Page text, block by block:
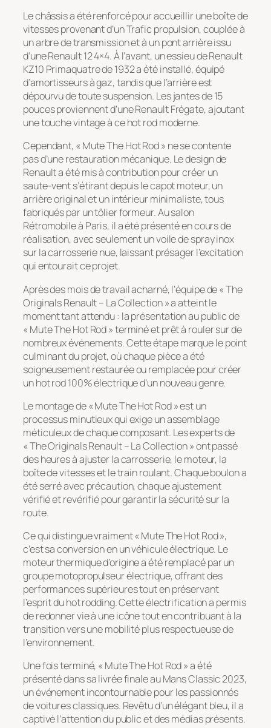
Le châssis a été renforcé pour accueillir une boîte de
vitesses provenant d’un Trafic propulsion, couplée à
un arbre de transmission et à un pont arrière issu
d’une Renault 12 4×4. À l’avant, un essieu de Renault
KZ10 Primaquatre de 1932 a été installé, équipé
d’amortisseurs à gaz, tandis que l’arrière est
dépourvu de toute suspension. Les jantes de 15
pouces proviennent d’une Renault Frégate, ajoutant
une touche vintage à ce hot rod moderne.
Cependant, « Mute The Hot Rod » ne se contente
pas d’une restauration mécanique. Le design de
Renault a été mis à contribution pour créer un
saute-vent s’étirant depuis le capot moteur, un
arrière original et un intérieur minimaliste, tous
fabriqués par un tôlier formeur. Au salon
Rétromobile à Paris, il a été présenté en cours de
réalisation, avec seulement un voile de spray inox
sur la carrosserie nue, laissant présager l’excitation
qui entourait ce projet.
Après des mois de travail acharné, l’équipe de « The
Originals Renault – La Collection » a atteint le
moment tant attendu : la présentation au public de
« Mute The Hot Rod » terminé et prêt à rouler sur de
nombreux événements. Cette étape marque le point
culminant du projet, où chaque pièce a été
soigneusement restaurée ou remplacée pour créer
un hot rod 100% électrique d’un nouveau genre.
Le montage de « Mute The Hot Rod » est un
processus minutieux qui exige un assemblage
méticuleux de chaque composant. Les experts de
« The Originals Renault – La Collection » ont passé
des heures à ajuster la carrosserie, le moteur, la
boîte de vitesses et le train roulant. Chaque boulon a
été serré avec précaution, chaque ajustement
vérifié et revérifié pour garantir la sécurité sur la
route.
Ce qui distingue vraiment « Mute The Hot Rod »,
c’est sa conversion en un véhicule électrique. Le
moteur thermique d’origine a été remplacé par un
groupe motopropulseur électrique, offrant des
performances supérieures tout en préservant
l’esprit du hot rodding. Cette électrification a permis
de redonner vie à une icône tout en contribuant à la
transition vers une mobilité plus respectueuse de
l’environnement.
Une fois terminé, « Mute The Hot Rod » a été
présenté dans sa livrée finale au Mans Classic 2023,
un événement incontournable pour les passionnés
de voitures classiques. Revêtu d’un élégant bleu, il a
captivé l’attention du public et des médias présents.